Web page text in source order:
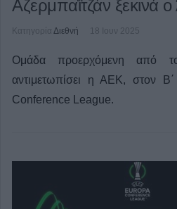
Αζερμπαΐτζάν ξεκινά
Κατηγορία Διεθνή 18 Ιουν 2025
Ομάδα προερχόμενη από
αντιμετωπίσει η ΑΕΚ, στον
Conference League.